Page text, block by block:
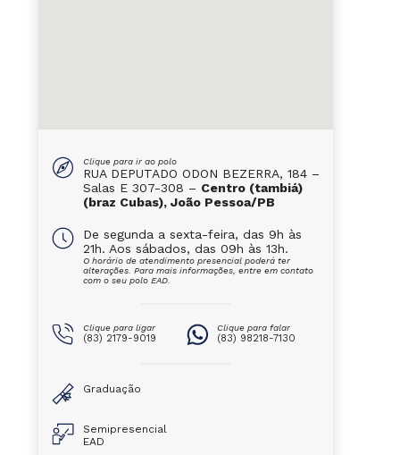
Clique para ir ao polo
RUA DEPUTADO ODON BEZERRA, 184 –
Salas E 307-308 – Centro (tambiá)
(braz Cubas), João Pessoa/PB
De segunda a sexta-feira, das 9h às
21h. Aos sábados, das 09h às 13h.
O horário de atendimento presencial poderá ter
alterações. Para mais informações, entre em contato
com o seu polo EAD.
Clique para ligar
(83) 2179-9019
Clique para falar
(83) 98218-7130
Graduação
Semipresencial
EAD